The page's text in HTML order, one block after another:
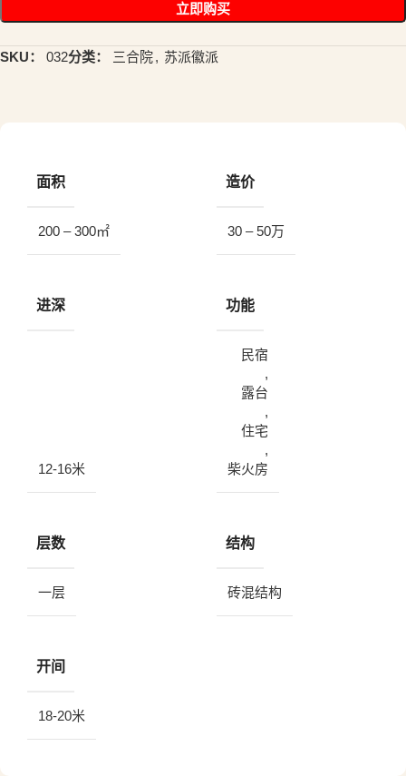
立即购买
SKU： 032分类： 三合院, 苏派徽派
面积
200 – 300㎡
造价
30 – 50万
进深
12-16米
功能
民宿
,
露台
,
住宅
,
柴火房
层数
一层
结构
砖混结构
开间
18-20米